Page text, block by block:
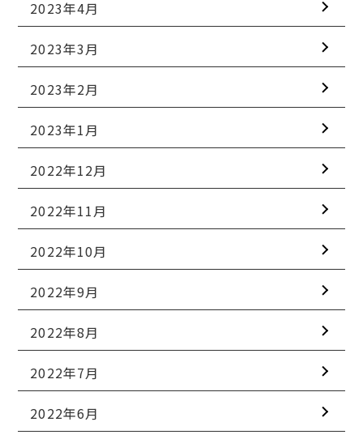
2023年4月
2023年3月
2023年2月
2023年1月
2022年12月
2022年11月
2022年10月
2022年9月
2022年8月
2022年7月
2022年6月